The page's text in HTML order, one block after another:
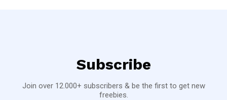
Subscribe
Join over 12.000+ subscribers & be the first to get new
freebies.